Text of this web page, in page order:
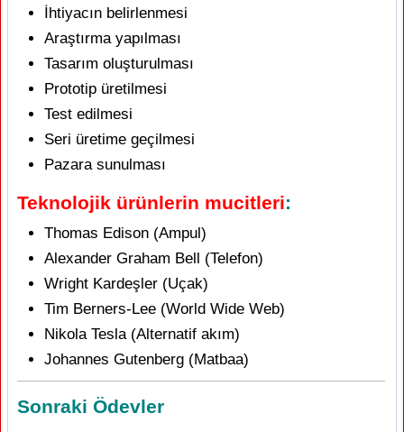
İhtiyacın belirlenmesi
Araştırma yapılması
Tasarım oluşturulması
Prototip üretilmesi
Test edilmesi
Seri üretime geçilmesi
Pazara sunulması
Teknolojik ürünlerin mucitleri:
Thomas Edison (Ampul)
Alexander Graham Bell (Telefon)
Wright Kardeşler (Uçak)
Tim Berners-Lee (World Wide Web)
Nikola Tesla (Alternatif akım)
Johannes Gutenberg (Matbaa)
Sonraki Ödevler